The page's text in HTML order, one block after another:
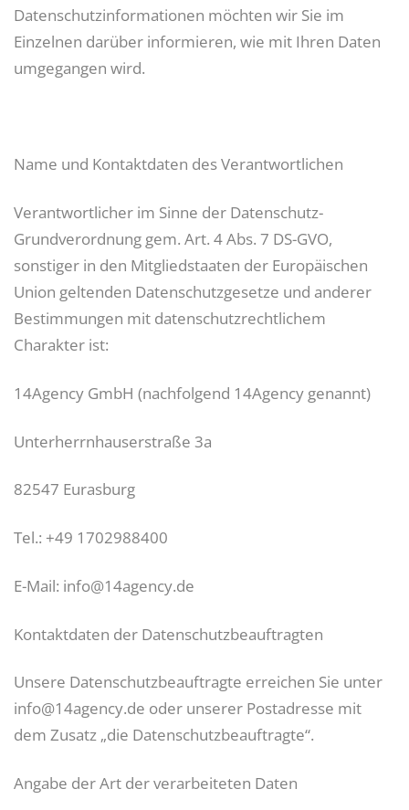
Datenschutzinformationen möchten wir Sie im
Einzelnen darüber informieren, wie mit Ihren Daten
umgegangen wird.
Name und Kontaktdaten des Verantwortlichen
Verantwortlicher im Sinne der Datenschutz-
Grundverordnung gem. Art. 4 Abs. 7 DS-GVO,
sonstiger in den Mitgliedstaaten der Europäischen
Union geltenden Datenschutzgesetze und anderer
Bestimmungen mit datenschutzrechtlichem
Charakter ist:
14Agency GmbH (nachfolgend 14Agency genannt)
Unterherrnhauserstraße 3a
82547 Eurasburg
Tel.: +49 1702988400
E-Mail: info@14agency.de
Kontaktdaten der Datenschutzbeauftragten
Unsere Datenschutzbeauftragte erreichen Sie unter
info@14agency.de oder unserer Postadresse mit
dem Zusatz „die Datenschutzbeauftragte“.
Angabe der Art der verarbeiteten Daten